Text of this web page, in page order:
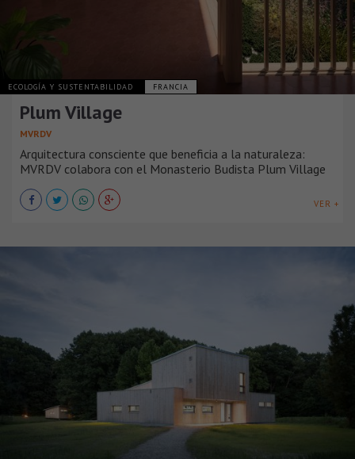
ECOLOGÍA Y SUSTENTABILIDAD FRANCIA
Plum Village
MVRDV
Arquitectura consciente que beneficia a la naturaleza:
MVRDV colabora con el Monasterio Budista Plum Village
VER +